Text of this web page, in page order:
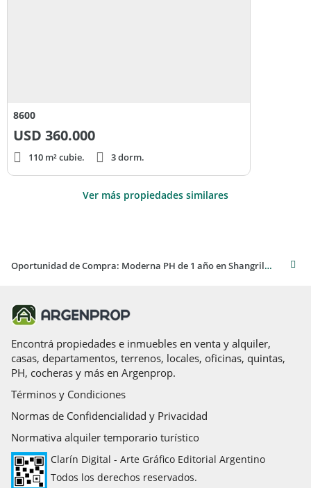
8600
USD 360.000
110 m² cubie. 3 dorm.
Ver más propiedades similares
Oportunidad de Compra: Moderna PH de 1 año en Shangrila, Canelones
Encontrá propiedades e inmuebles en venta y alquiler,
casas, departamentos, terrenos, locales, oficinas, quintas,
PH, cocheras y más en Argenprop.
Términos y Condiciones
Normas de Confidencialidad y Privacidad
Normativa alquiler temporario turístico
Clarín Digital - Arte Gráfico Editorial Argentino
Todos los derechos reservados.